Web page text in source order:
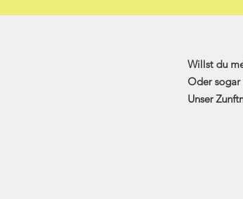
Willst du
Oder sogar
Unser